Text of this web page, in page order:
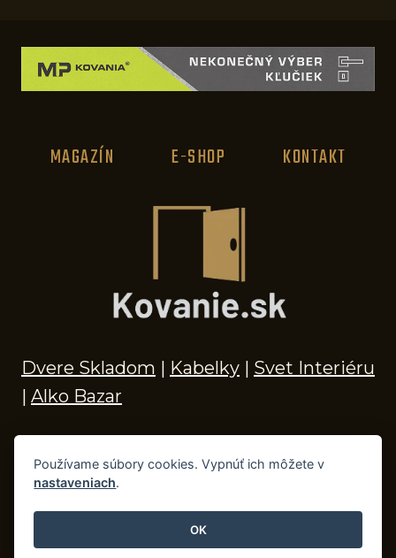
MAGAZÍN E-SHOP KONTAKT
Dvere Skladom | Kabelky | Svet Interiéru
| Alko Bazar
© 2026 Kľučky na dvere, madlá, kovania,
doplnky do kúpeľne a príslušenstvo
Používame súbory cookies. Vypnúť ich môžete v
nastaveniach.
OK